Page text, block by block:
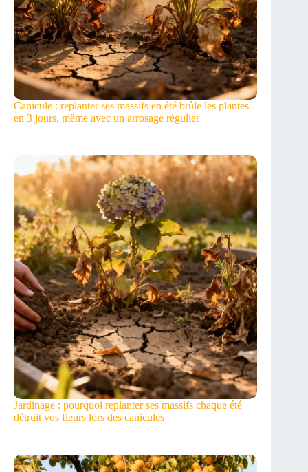
Canicule : replanter ses massifs en été brûle les plantes
en 3 jours, même avec un arrosage régulier
Jardinage : pourquoi replanter ses massifs chaque été
détruit vos fleurs lors des canicules